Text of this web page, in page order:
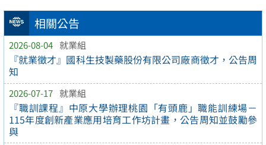
相關公告
2026-08-04 就業組
『就業徵才』國科生技製藥股份有限公司廠商徵才，公告周
知
2026-07-17 就業組
『職訓課程』中原大學辦理桃園「有頭鹿」職能訓練場－
115年度創新產業應用培育工作坊計畫，公告周知並鼓勵參
與